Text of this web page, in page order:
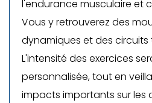
l'endurance musculaire et
Vous y retrouverez des
dynamiques et des
L'intensité des exercices
personnalisée, tout en
impacts importants sur les